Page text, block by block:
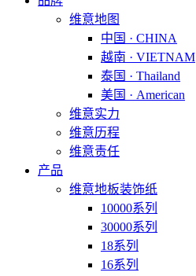
维意地图
中国 · CHINA
越南 · VIETNAM
泰国 · Thailand
美国 · American
维意实力
维意历程
维意责任
产品
维意地板装饰纸
10000系列
30000系列
18系列
16系列